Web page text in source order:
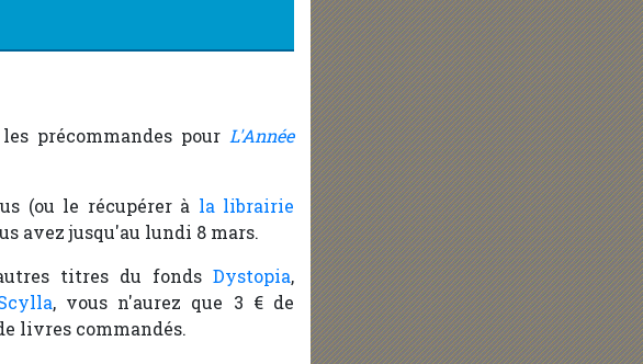
précommandes pour L'Année
(ou le récupérer à la librairie
avez jusqu'au lundi 8 mars.
titres du fonds Dystopia,
, vous n'aurez que 3 € de
livres commandés.